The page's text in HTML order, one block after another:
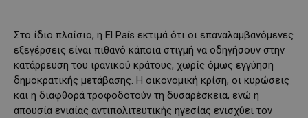
Στο ίδιο πλαίσιο, η El País εκτιμά ότι οι επαναλαμβανόμενες
εξεγέρσεις είναι πιθανό κάποια στιγμή να οδηγήσουν στην
κατάρρευση του ιρανικού κράτους, χωρίς όμως εγγύηση
δημοκρατικής μετάβασης. Η οικονομική κρίση, οι κυρώσεις
και η διαφθορά τροφοδοτούν τη δυσαρέσκεια, ενώ η
απουσία ενιαίας αντιπολιτευτικής ηγεσίας ενισχύει τον